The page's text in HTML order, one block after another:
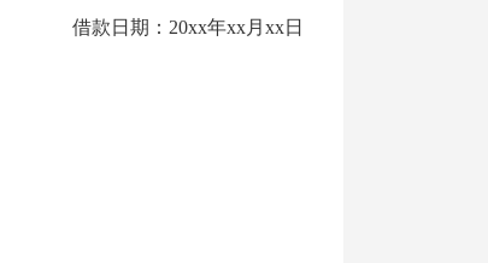
借款日期：20xx年xx月xx日